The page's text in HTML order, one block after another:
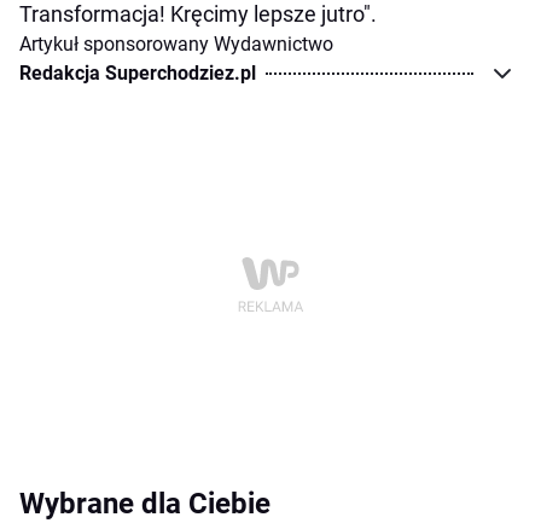
Transformacja! Kręcimy lepsze jutro".
Artykuł sponsorowany Wydawnictwo
Redakcja Superchodziez.pl
Wybrane dla Ciebie